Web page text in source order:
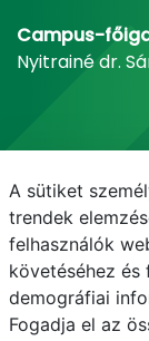
Campus-
Nyitrainé dr.
E-mail
A sütiket
trendek
felhasználók
követéséhez és
demográfiai
Fogadja el az